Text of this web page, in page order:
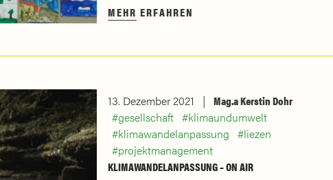
MEHR ERFAHREN
13. Dezember 2021
Mag.a Kerstin Dohr
gesellschaft
klimaundumwelt
klimawandelanpassung
liezen
projektmanagement
KLIMAWANDELANPASSUNG – ON AIR